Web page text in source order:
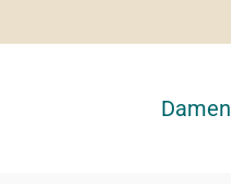
Damen